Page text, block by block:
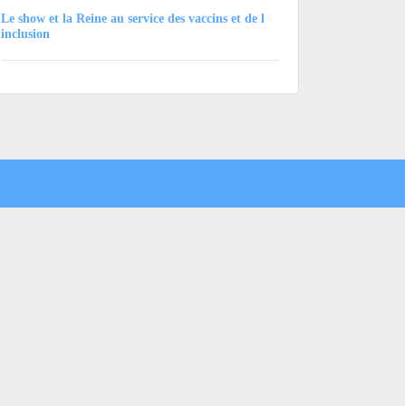
Le show et la Reine au service des vaccins et de l
inclusion